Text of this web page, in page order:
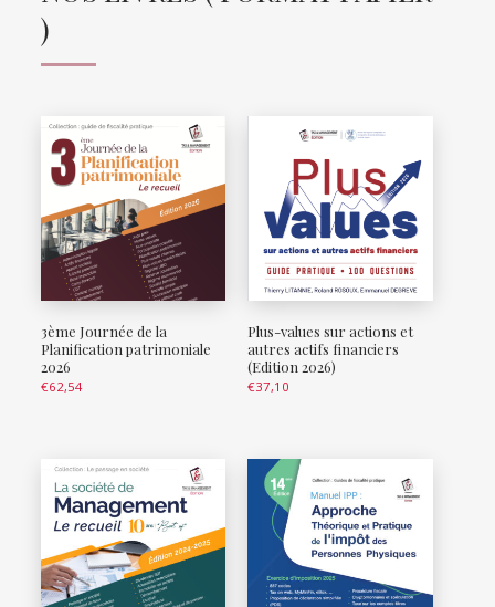
)
3ème Journée de la
Planification patrimoniale
2026
€62,54
Plus-values sur actions et
autres actifs financiers
(Edition 2026)
€37,10